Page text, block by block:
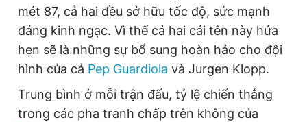
mét 87, cả hai đều sở hữu tốc độ, sức mạnh
đáng kinh ngạc. Vì thế cả hai cái tên này hứa
hẹn sẽ là những sự bổ sung hoàn hảo cho đội
hình của cả Pep Guardiola và Jurgen Klopp.
Trung bình ở mỗi trận đấu, tỷ lệ chiến thắng
trong các pha tranh chấp trên không của